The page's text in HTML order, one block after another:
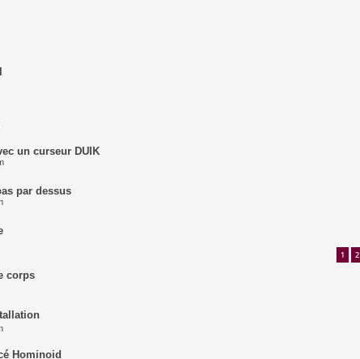
un curseur DUIK
par dessus
1 2
corps
Hominoid